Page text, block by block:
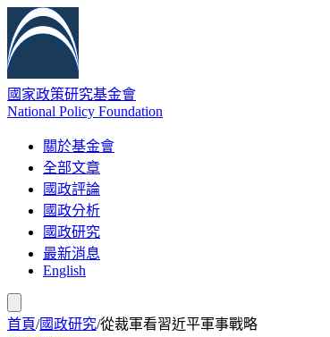
國家政策研究基金會
National Policy Foundation
關於基金會
全部文章
國政評論
國政分析
國政研究
最新消息
English
首頁/國政研究/從裁軍看習近平軍事戰略